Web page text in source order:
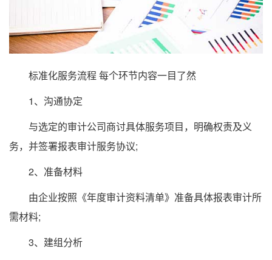
标准化服务流程 每个环节内容一目了然
1、沟通协定
与选定的审计公司商讨具体服务项目，明确权责及义
务，并签署报表审计服务协议;
2、准备材料
由企业按照《年度审计资料清单》准备具体报表审计所
需材料;
3、建组分析